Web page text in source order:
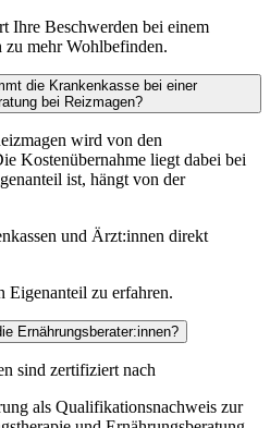
Ihre Beschwerden bei einem
zu mehr Wohlbefinden.
die Krankenkasse bei einer
bei Reizmagen?
wird von den
Kostenübernahme liegt dabei bei
ist, hängt von der
und Ärzt:innen direkt
Eigenanteil zu erfahren.
Ernährungsberater:innen?
sind zertifiziert nach
als Qualifikationsnachweis zur